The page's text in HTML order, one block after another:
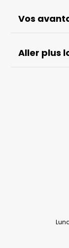
Vos
Aller plus